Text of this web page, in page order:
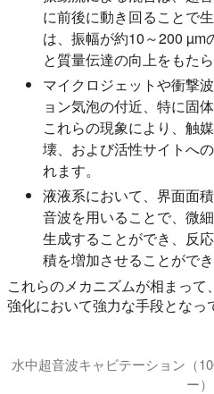
に前後に動き回ることで
は、振幅が約10～200 µm
と質量伝達の向上をもた
マイクロジェットや衝撃
ョン気泡の付近、特に固
これらの現象により、触
壊、および活性サイトへ
れます。
液液系において、界面面
音波を用いることで、微
生成することができ、反
積を増加させることができ
これらのメカニズムが相まっ
強化において強力な手段となっ
水中超音波キャビテーション（
ー）